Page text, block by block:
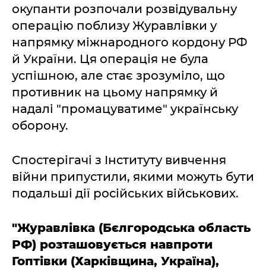
окупанти розпочали розвідувальну
операцію поблизу Журавлівки у
напрямку міжнародного кордону РФ
й України. Ця операція не була
успішною, але стає зрозуміло, що
противник на цьому напрямку й
надалі "промацуватиме" українську
оборону.
Спостерігачі з Інституту вивчення
війни припустили, якими можуть бути
подальші дії російських військових.
"Журавлівка (Бєлгородська область
РФ) розташовується навпроти
Гоптівки (Харківщина, Україна),